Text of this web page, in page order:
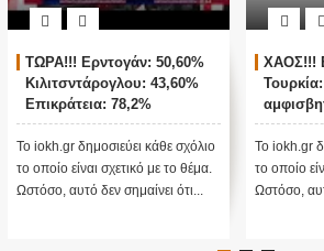
50,60%
43,60%
κάθε σχόλιο
με το θέμα.
ότι...
ΧΑΟΣ!!! Εκλογές στην
Τουρκία: Ο Κιλιτσντάρογλου
αμφισβητεί τα
αποτελέσματα θα γίνουν
ενστάσεις...
Το iokh.gr δημοσιεύει κάθε σχόλιο
το οποίο είναι σχετικό με το θέμα.
Ωστόσο, αυτό δεν σημαίνει ότι...